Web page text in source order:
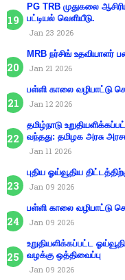
PG TRB முதுகலை
பட்டியல் வெளியீடு.
Jan 23 2026
MRB நர்சிங் உதவியாளர்
Jan 21 2026
பள்ளி காலை வழிபாட்டு
Jan 12 2026
தமிழ்நாடு
வந்தது: தமிழக அரசு
Jan 11 2026
புதிய ஓய்வூதிய
Jan 09 2026
பள்ளி காலை வழிபாட்டு
Jan 09 2026
உறுதியளிக்கப்பட்ட
வழக்கு ஒத்திவைப்பு
Jan 09 2026